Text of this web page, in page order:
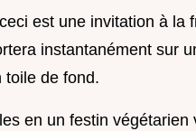
est une invitation à la
instantanément sur
toile de fond.
en un festin végétarien